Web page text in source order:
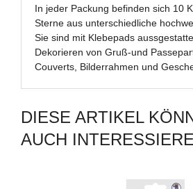
In jeder Packung befinden sich 10
Sterne aus unterschiedliche
Sie sind mit Klebepads
Dekorieren von Gruß-und
Couverts, Bilderrahmen und
DIESE ARTIKEL
AUCH